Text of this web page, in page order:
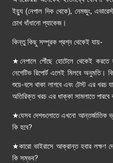
ইয়্যু (নেপাল দিক থেকে), নেমজুং,
চোখ ধাঁধানো প্যাকেজ।
কিন্তু কিছু সম্পূরক প্রশ্ন থেকেই যায়-
★নেপালে পৌঁছে হোটেলে থেকেই করতে
নেগেটিভ রিপোর্ট এলেই মিলবে
শুয়ে-বসে থাকা লাগবে এবং টেস্ট এর খরচ
অতিরিক্ত খরচ এর ধাক্কা সামলাতে
★যেসব দেশগুলোতে এখনো আন্তর্জাতিক
কি হবে?
★কারো ভাইরাসে আক্রান্ত হবার লক্ষণ
কি সম্ভব?